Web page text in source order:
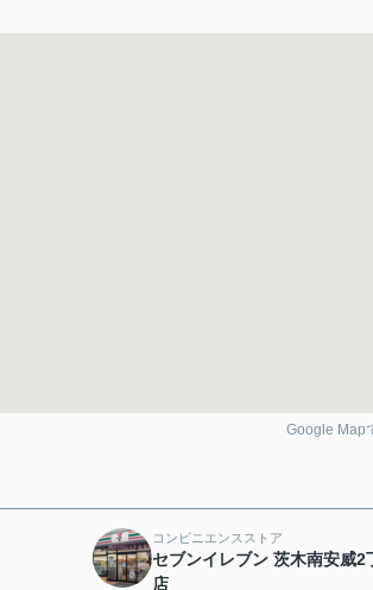
Google Map
コンビニエンスストア
セブンイレブン 茨木南安威2
店